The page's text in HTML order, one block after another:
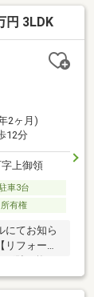
介できま
らでもお
ID検索！！
円 3LDK
2ヶ月)
12分
上御領
車3台
所有権
にてお知ら
フォーム
貼り換